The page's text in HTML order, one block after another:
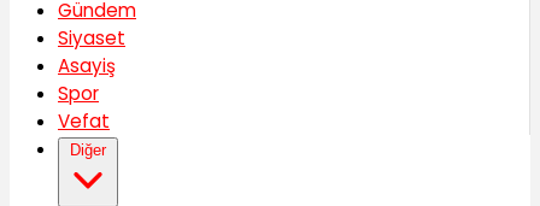
Gündem
Siyaset
Asayiş
Spor
Vefat
Diğer